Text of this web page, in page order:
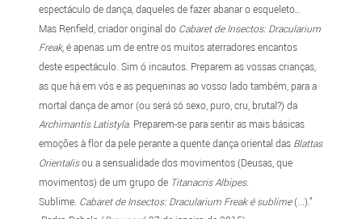
espectáculo de dança, daqueles de fazer abanar o esqueleto…
Mas Renfield, criador original do Cabaret de Insectos: Dracularium
Freak, é apenas um de entre os muitos aterradores encantos
deste espectáculo. Sim ó incautos. Preparem as vossas crianças,
as que há em vós e as pequeninas ao vosso lado também, para a
mortal dança de amor (ou será só sexo, puro, cru, brutal?) da
Archimantis Latistyla. Preparem-se para sentir as mais básicas
emoções à flor da pele perante a quente dança oriental das Blattas
Orientalisou a sensualidade dos movimentos (Deusas, que
movimentos) de um grupo de Titanacris Albipes.
Sublime. Cabaret de Insectos: Dracularium Freak é sublime(...).”